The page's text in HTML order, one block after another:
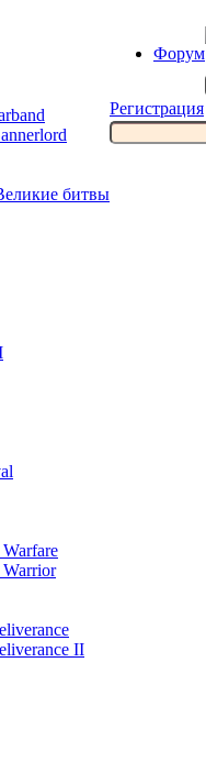
битвы
II
Форум
Регистрация